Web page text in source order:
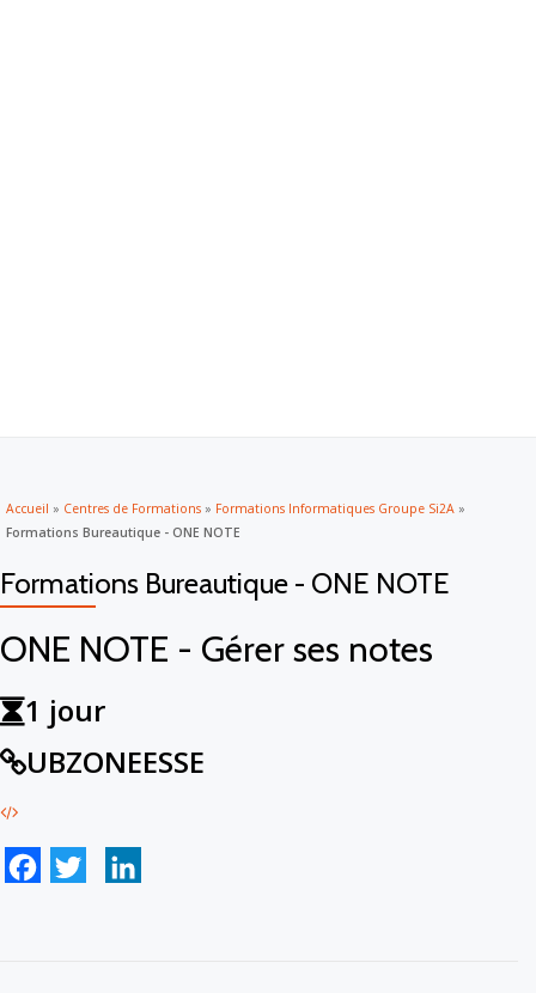
Accueil » Centres de Formations » Formations Informatiques Groupe Si2A »
Formations Bureautique - ONE NOTE
Formations Bureautique - ONE NOTE
ONE NOTE - Gérer ses notes
1 jour
UBZONEESSE
FacebookTwitter